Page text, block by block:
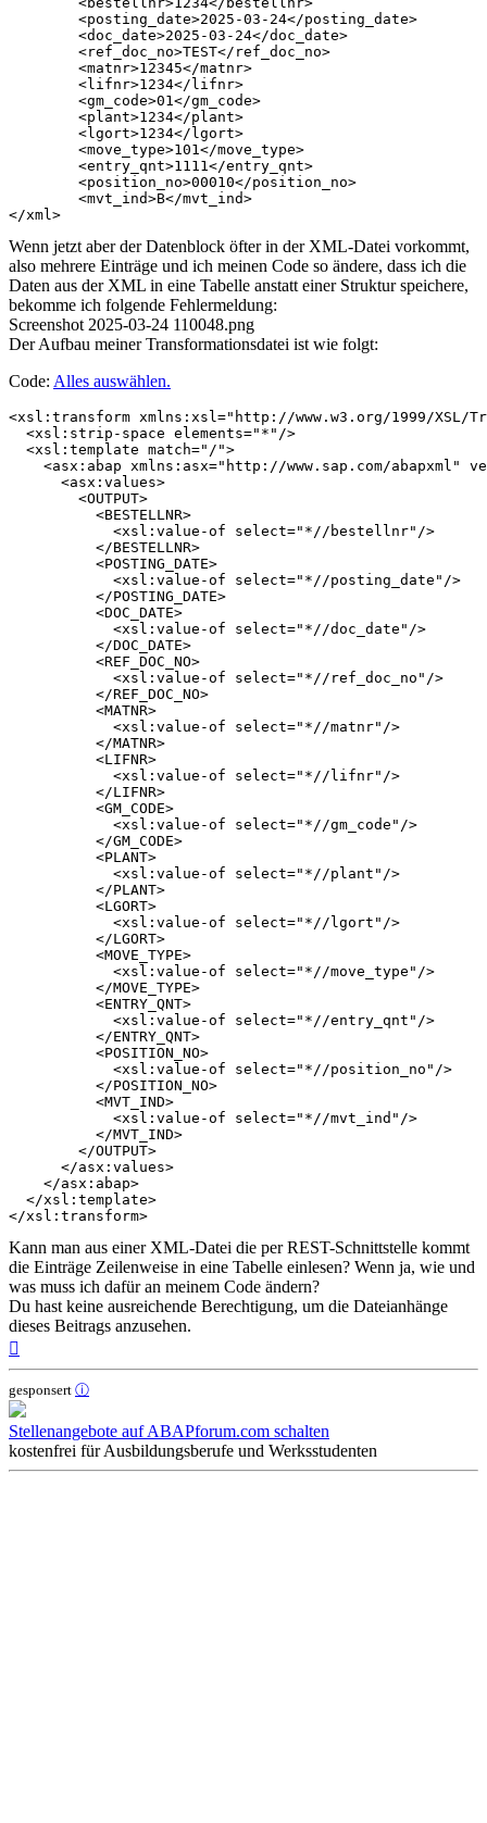
Wenn jetzt aber der Datenblock öfter in der XML-Datei vorkommt,
also mehrere Einträge und ich meinen Code so ändere, dass ich die
Daten aus der XML in eine Tabelle anstatt einer Struktur speichere,
bekomme ich folgende Fehlermeldung:
Screenshot 2025-03-24 110048.png
Der Aufbau meiner Transformationsdatei ist wie folgt:
Code: Alles auswählen.
<xsl:transform xmlns:xsl="http://www.w3.org/1999/XSL/
  <xsl:strip-space elements="*"/>
  <xsl:template match="/">
<asx:abap xmlns:asx="http://www.sap.com/abapxml"
      <asx:values>
        <OUTPUT>
          <BESTELLNR>
            <xsl:value-of select="*//bestellnr"/>
          </BESTELLNR>
          <POSTING_DATE>
            <xsl:value-of select="*//posting_date"/>
          </POSTING_DATE>
          <DOC_DATE>
            <xsl:value-of select="*//doc_date"/>
          </DOC_DATE>
          <REF_DOC_NO>
            <xsl:value-of select="*//ref_doc_no"/>
          </REF_DOC_NO>
          <MATNR>
            <xsl:value-of select="*//matnr"/>
          </MATNR>
          <LIFNR>
            <xsl:value-of select="*//lifnr"/>
          </LIFNR>
          <GM_CODE>
            <xsl:value-of select="*//gm_code"/>
          </GM_CODE>
          <PLANT>
            <xsl:value-of select="*//plant"/>
          </PLANT>
          <LGORT>
            <xsl:value-of select="*//lgort"/>
          </LGORT>
          <MOVE_TYPE>
            <xsl:value-of select="*//move_type"/>
          </MOVE_TYPE>
          <ENTRY_QNT>
            <xsl:value-of select="*//entry_qnt"/>
          </ENTRY_QNT>
          <POSITION_NO>
            <xsl:value-of select="*//position_no"/>
          </POSITION_NO>
          <MVT_IND>
            <xsl:value-of select="*//mvt_ind"/>
          </MVT_IND>
        </OUTPUT>
      </asx:values>
    </asx:abap>
  </xsl:template>
Kann man aus einer XML-Datei die per REST-Schnittstelle kommt
die Einträge Zeilenweise in eine Tabelle einlesen? Wenn ja, wie und
was muss ich dafür an meinem Code ändern?
Du hast keine ausreichende Berechtigung, um die Dateianhänge
dieses Beitrags anzusehen.
gesponsert ⓘ
Stellenangebote auf ABAPforum.com schalten
kostenfrei für Ausbildungsberufe und Werksstudenten